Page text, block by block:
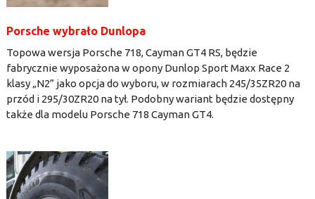
Porsche wybrało Dunlopa
Topowa wersja Porsche 718, Cayman GT4 RS, będzie
fabrycznie wyposażona w opony Dunlop Sport Maxx Race 2
klasy „N2” jako opcja do wyboru, w rozmiarach 245/35ZR20 na
przód i 295/30ZR20 na tył. Podobny wariant będzie dostępny
także dla modelu Porsche 718 Cayman GT4.